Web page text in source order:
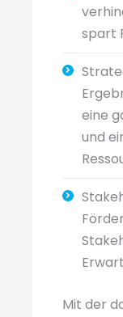
spart
eine
und
Mit der